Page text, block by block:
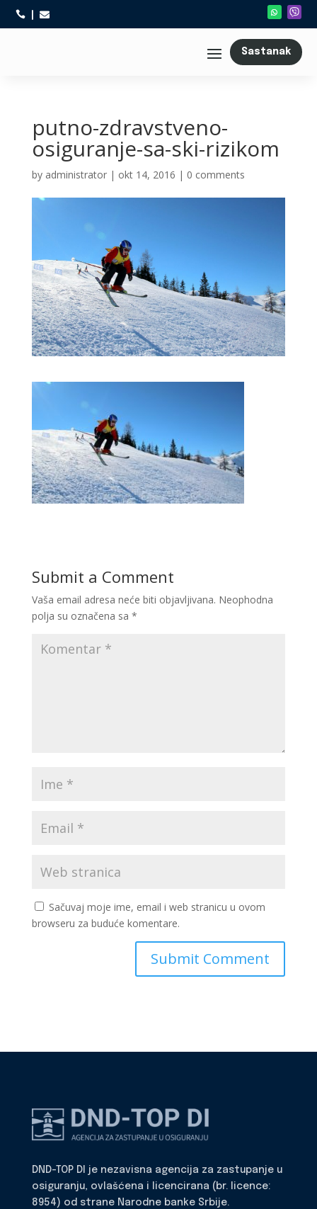
 
Sastanak
putno-zdravstveno-
osiguranje-sa-ski-rizikom
by administrator| okt 14, 2016 | 0 comments
Submit a Comment
Vaša email adresa neće biti objavljivana. Neophodna
polja su označena sa *
Sačuvaj moje ime, email i web stranicu u ovom
browseru za buduće komentare.
DND-TOP DI je nezavisna agencija za zastupanje u
osiguranju, ovlašćena i licencirana (br. licence:
8954) od strane Narodne banke Srbije.